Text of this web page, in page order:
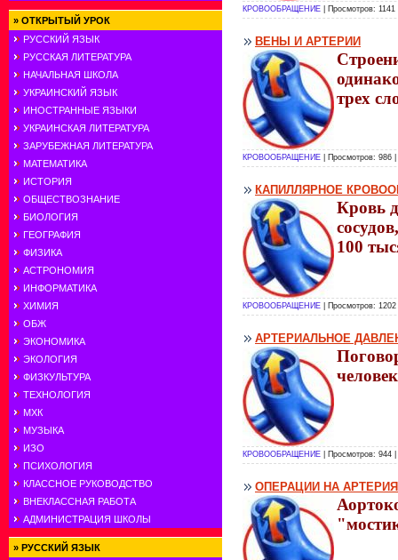
» ОТКРЫТЫЙ УРОК
РУССКИЙ ЯЗЫК
РУССКАЯ ЛИТЕРАТУРА
НАЧАЛЬНАЯ ШКОЛА
УКРАИНСКИЙ ЯЗЫК
ИНОСТРАННЫЕ ЯЗЫКИ
УКРАИНСКАЯ ЛИТЕРАТУРА
ЗАРУБЕЖНАЯ ЛИТЕРАТУРА
МАТЕМАТИКА
ИСТОРИЯ
ОБЩЕСТВОЗНАНИЕ
БИОЛОГИЯ
ГЕОГРАФИЯ
ФИЗИКА
АСТРОНОМИЯ
ИНФОРМАТИКА
ХИМИЯ
ОБЖ
ЭКОНОМИКА
ЭКОЛОГИЯ
ФИЗКУЛЬТУРА
ТЕХНОЛОГИЯ
МХК
МУЗЫКА
ИЗО
ПСИХОЛОГИЯ
КЛАССНОЕ РУКОВОДСТВО
ВНЕКЛАССНАЯ РАБОТА
АДМИНИСТРАЦИЯ ШКОЛЫ
» РУССКИЙ ЯЗЫК
КРОВООБРАЩЕНИЕ | Просмотров:
ВЕНЫ И АРТЕРИИ
трех
КРОВООБРАЩЕНИЕ | Просмотров: 986
КАПИЛЛЯРНОЕ
Кровь
100
КРОВООБРАЩЕНИЕ | Просмотров:
АРТЕРИАЛЬНОЕ
КРОВООБРАЩЕНИЕ | Просмотров: 944
ОПЕРАЦИИ НА